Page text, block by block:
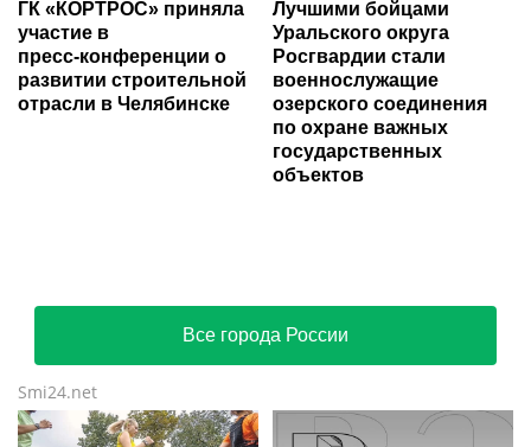
ГК «КОРТРОС» приняла
участие в
пресс‑конференции о
развитии строительной
отрасли в Челябинске
Лучшими бойцами
Уральского округа
Росгвардии стали
военнослужащие
озерского соединения
по охране важных
государственных
объектов
Все города России
Smi24.net